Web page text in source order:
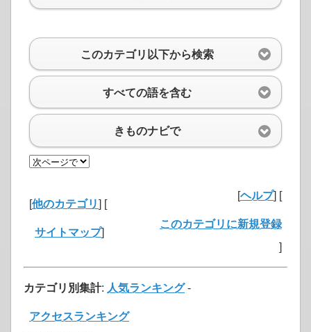
このカテゴリ以下から検索
すべての語を含む
きものナビで
[他のカテゴリ] [
サイトマップ]
[ヘルプ] [
このカテゴリに新規登録
]
カテゴリ別集計: 人気ランキング-
アクセスランキング